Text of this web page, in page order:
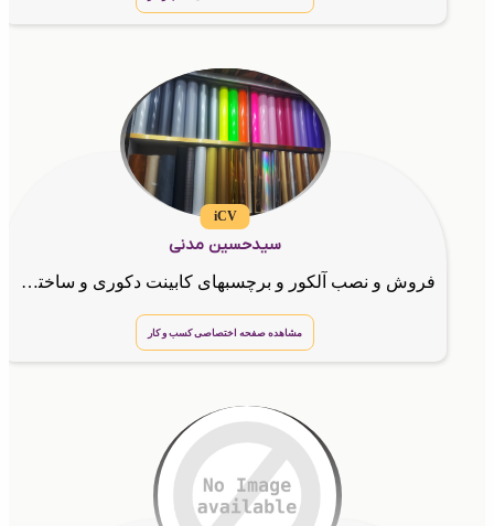
iCV
سیدحسین مدنی
فروش و نصب آلکور و برچسبهای کابینت دکوری و ساختمانی,برچسبهای شیشه مات کن, و رفلکس شیشه,
مشاهده صفحه اختصاصی کسب و کار